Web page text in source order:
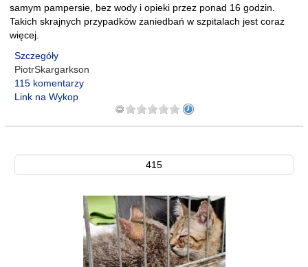
samym pampersie, bez wody i opieki przez ponad 16 godzin.
Takich skrajnych przypadków zaniedbań w szpitalach jest coraz
więcej.
Szczegóły
PiotrSkargarkson
115 komentarzy
Link na Wykop
415